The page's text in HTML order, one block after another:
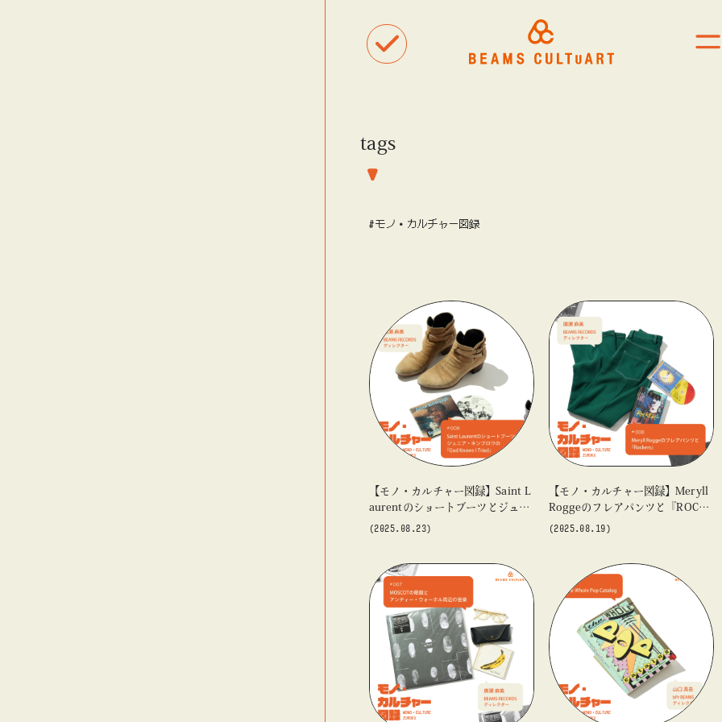
about
blog blog
#BEAMS RECORDS
#BEAMS T
#bPrビームス
#Bギャラリー
#TOKYO CULTUART by BEAMS
#Tシャツ
#アート
#アートが生まれるところ
#アートフェア
#アイドル
#アトリエ #アニメ
#エンタメ
#ギャラリー
#グッズ
#デザイン
#ビームス カルチャー ト 高輪
#ビームス ジャパン
#モノ・カルチャー図録
#ライブ #レコード
#写真
#抽選販売
#現代アート #絵画
#美術館
tags
#モノ・カルチャー図録
【モノ・カルチャー図録】Saint L
aurentのショートブーツとジュニ
ア・キンブロウの『God Knows I
(2025.08.23)
【モノ・カルチャー図録】Meryll
Roggeのフレアパンツと『ROCKE
RS』
(2025.08.19)